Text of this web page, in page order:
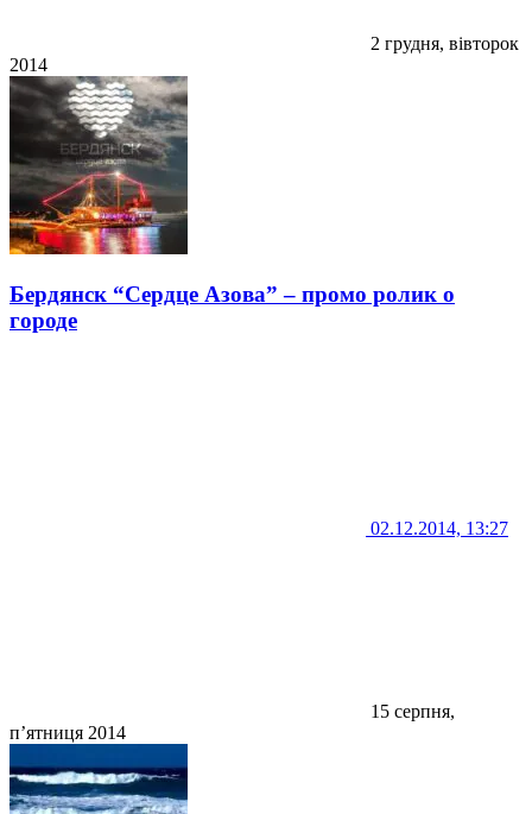
2 грудня, вівторок
2014
Бердянск “Сердце Азова” – промо ролик о
городе
02.12.2014, 13:27
15 серпня,
п’ятниця 2014